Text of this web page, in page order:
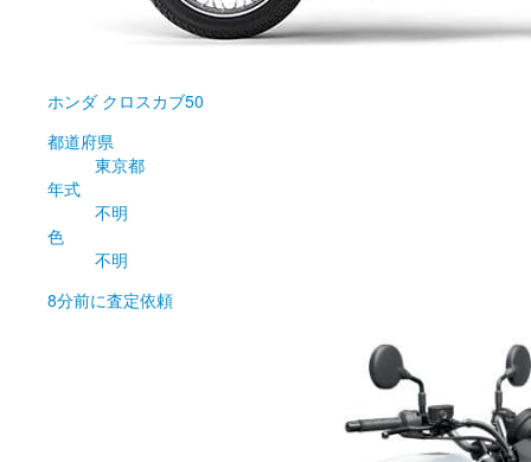
ホンダ クロスカブ50
都道府県
東京都
年式
不明
色
不明
8分前に査定依頼